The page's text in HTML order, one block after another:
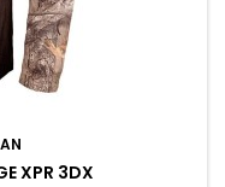
XPR 3DX